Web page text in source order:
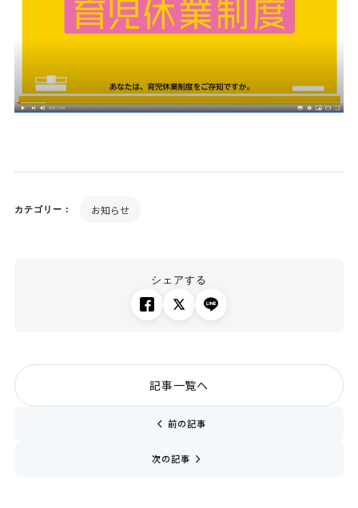
カテゴリー： お知らせ
シェアする
chevron_left 前の記事
記事一覧へ
次の記事 navigate_next